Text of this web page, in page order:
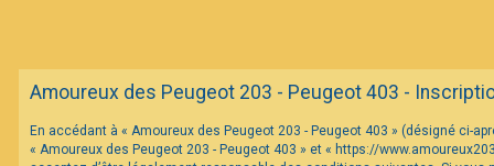
Amoureux des Peugeot 203 - Peugeot 403 -
En accédant à « Amoureux des Peugeot 203 - Peugeot 403 » (désigné ci-
« Amoureux des Peugeot 203 - Peugeot 403 » et « https://